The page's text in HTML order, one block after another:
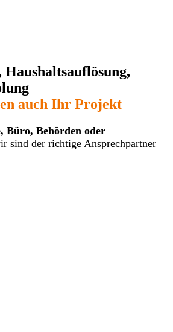
auch Ihr Projekt
Büro, Behörden oder
sind der richtige Ansprechpartner